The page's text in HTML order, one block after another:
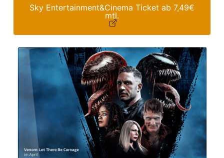
Sky Entertainment&Cinema Ticket ab 7,49€
mtl.